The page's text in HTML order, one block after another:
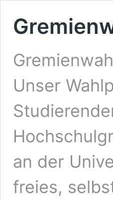
Unser
an der
freies,